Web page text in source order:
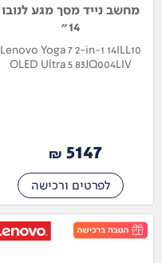
מחשב נייד מסך מגע לנובו
14"
Lenovo Yoga 7 2-in-1 14ILL10
OLED Ultra 5 83JQ004LIV
5147
₪
לפרטים ורכישה